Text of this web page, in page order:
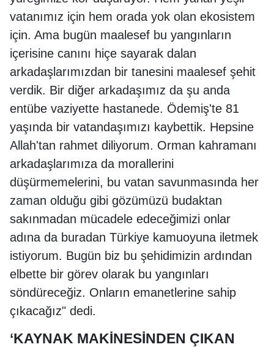
vatanımız için hem orada yok olan ekosistem
için. Ama bugün maalesef bu yangınların
içerisine canını hiçe sayarak dalan
arkadaşlarımızdan bir tanesini maalesef şehit
verdik. Bir diğer arkadaşımız da şu anda
entübe vaziyette hastanede. Ödemiş'te 81
yaşında bir vatandaşımızı kaybettik. Hepsine
Allah'tan rahmet diliyorum. Orman kahramanı
arkadaşlarımıza da morallerini
düşürmemelerini, bu vatan savunmasında her
zaman olduğu gibi gözümüzü budaktan
sakınmadan mücadele edeceğimizi onlar
adına da buradan Türkiye kamuoyuna iletmek
istiyorum. Bugün biz bu şehidimizin ardından
elbette bir görev olarak bu yangınları
söndüreceğiz. Onların emanetlerine sahip
çıkacağız" dedi.
‘KAYNAK MAKİNESİNDEN ÇIKAN